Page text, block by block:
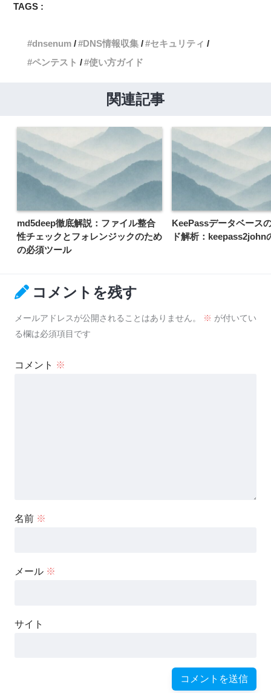
TAGS :
dnsenum DNS情報収集
セキュリティ
ペンテスト
使い方ガイド
関連記事
md5deep徹底解説：ファイル整合
性チェックとフォレンジックのため
の必須ツール
KeePassデータベース
ド解析：keepass2john
コメントを残す
メールアドレスが公開されることはありません。 ※ が付いてい
る欄は必須項目です
コメント ※
名前 ※
メール ※
サイト